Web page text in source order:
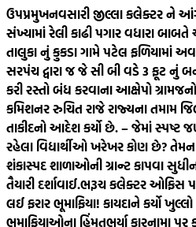
ઉપપ્રમુખનવસારી જીલ્લા કલેક્ટર ને
સંખ્યામાં રેલી કાઢી પગાર વધારા
તાલુકા નું કુકડા ગામે પટેલ ફળિયામાં
સરપંચ દ્વારા જ જે સી બી વડે 3 ફૂટ નું
કરી રસ્તો બંધ કરવાના આક્ષેપો
કમિશનર રુચિત રાજે રાજ્યના તમામ
તાકીદનો આદેશ કર્યો છે. – જેમાં સ્પષ્ટ
રહેલા વિદ્યાર્થીઓ ખરેખર કોણ છે?
શંકાસ્પદ શાળાઓની ગ્રાન્ટ કાપવા
તૈયારી દર્શાવાઈ.ભરૂચ કલેક્ટર ઓફિસ
લઈ ફરાર ભૂમાફિયા! કાયદાને કર્યો
ભૂમાફિયાઓના હિંમતભર્યા કારનામા